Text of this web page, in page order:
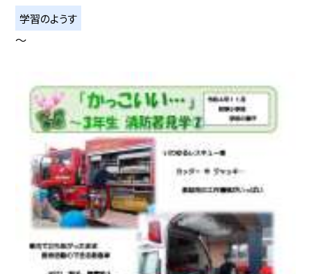
学習のようす
〜